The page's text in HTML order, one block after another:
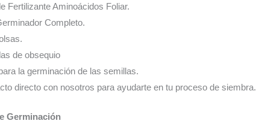
Fertilizante Aminoácidos Foliar.
Completo.
de obsequio
la germinación de las semillas.
directo con nosotros para ayudarte en tu proceso de siembra.
Germinación